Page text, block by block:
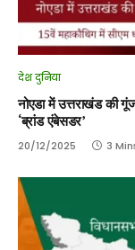
देश दुनिया
नोएडा में उत्तराखंड की
‘ब्रांड एंबेसडर’
20/12/2025 3